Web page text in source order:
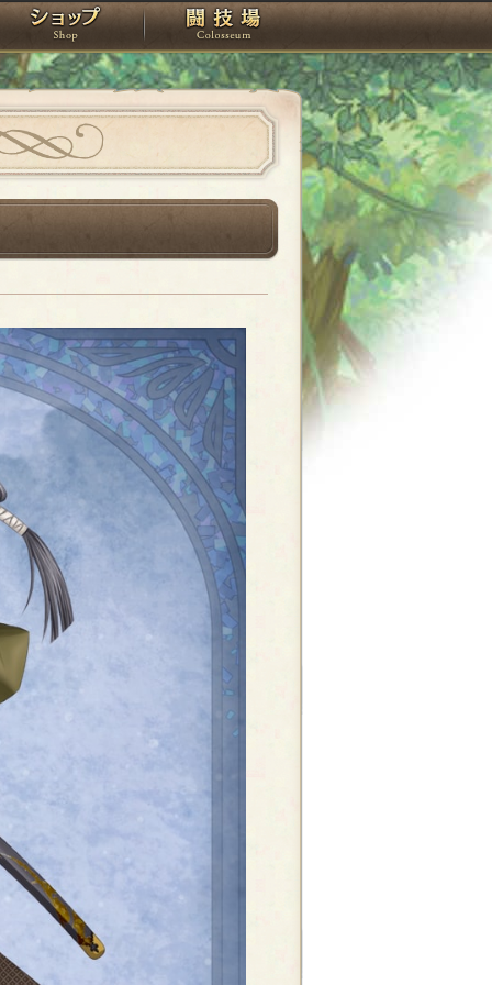
タジオ ショップ 闘技場